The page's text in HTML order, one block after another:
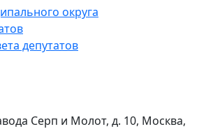
округа
депутатов
Серп и Молот, д. 10, Москва,